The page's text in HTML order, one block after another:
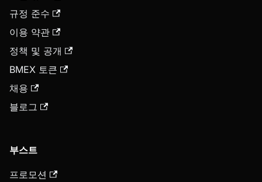
규정 준수
이용 약관
정책 및 공개
BMEX 토큰
채용
블로그
부스트
프로모션